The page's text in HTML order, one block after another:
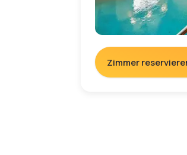
Zimmer